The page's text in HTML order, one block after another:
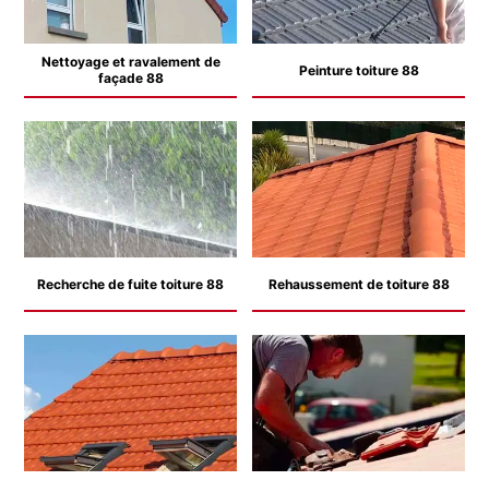
Nettoyage et ravalement de
façade 88
Peinture toiture 88
Recherche de fuite toiture 88 Rehaussement de toiture 88